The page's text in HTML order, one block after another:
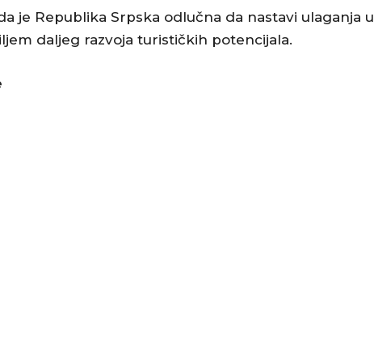
je Republika Srpska odlučna da nastavi ulaganja u
daljeg razvoja turističkih potencijala.